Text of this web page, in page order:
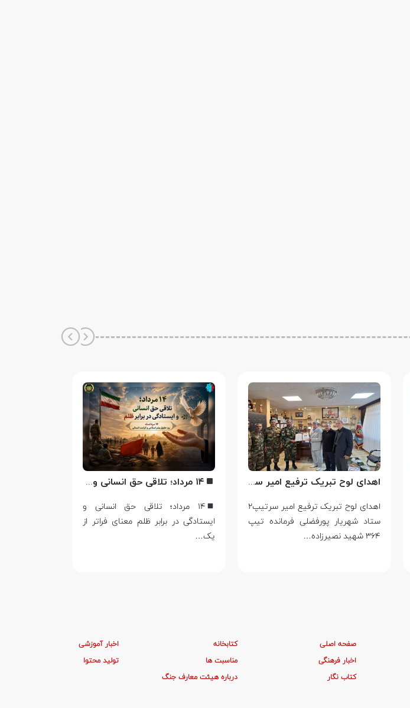
اهدای لوح تبریک ترفیع امیر سرتیپ۲ ستاد شهریار پورفضلی فرمانده تیپ ۳۶۴ شهید نصیرزاده نزاجا مستقر در مهاباد
اهدای لوح تبریک ترفیع امیر سرتیپ۲
ستاد شهریار پورفضلی فرمانده تیپ
۳۶۴ شهید نصیرزاده…
۱۴ مرداد؛ تلاقی حق انسانی و ایستادگی در برابر ظلم
۱۴ مرداد؛ تلاقی حق انسانی و
ایستادگی در برابر ظلم معنای فراتر از
یک…
صفحه اصلی کتابخانه
اخبار آموزشی
اخبار فرهنگی
مناسبت ها
تولید محتوا
کتاب نگار
درباره هیئت معارف جنگ